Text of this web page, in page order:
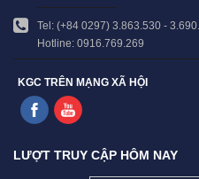
Tel: (+84 0297) 3.863.530 -
Hotline: 0916.769.269
KGC TRÊN MẠNG XÃ HỘI
LƯỢT TRUY CẬP HÔM NAY